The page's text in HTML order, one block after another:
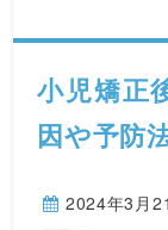
小児矯正
因や予防
2024年3月